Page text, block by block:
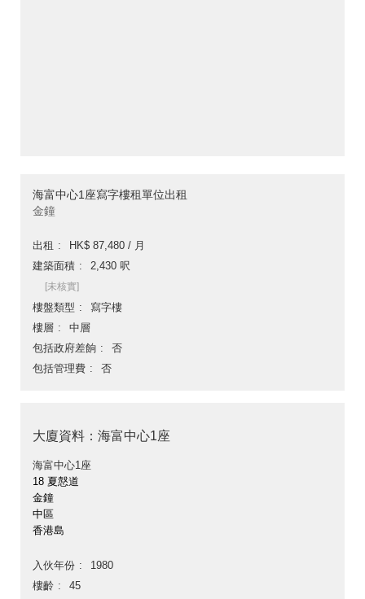
海富中心1座寫字樓租單位出租
金鐘
出租
HK$ 87,480 / 月
建築面積
2,430 呎
[未核實]
樓盤類型
寫字樓
樓層
中層
包括政府差餉
否
包括管理費
否
大廈資料：海富中心1座
海富中心1座
18 夏慤道
金鐘
中區
香港島
入伙年份
1980
樓齡
45